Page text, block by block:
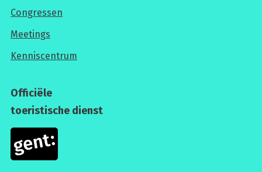
Congressen
Meetings
Kenniscentrum
Officiële
toeristische dienst